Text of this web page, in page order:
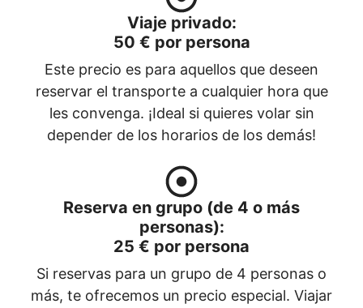
Viaje privado:
50 € por persona
Este precio es para aquellos que deseen
reservar el transporte a cualquier hora que
les convenga. ¡Ideal si quieres volar sin
depender de los horarios de los demás!
Reserva en grupo (de 4 o más
personas):
25 € por persona
Si reservas para un grupo de 4 personas o
más, te ofrecemos un precio especial. Viajar